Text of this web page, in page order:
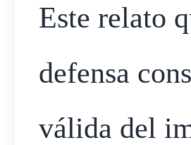
Este relato
defensa
válida del